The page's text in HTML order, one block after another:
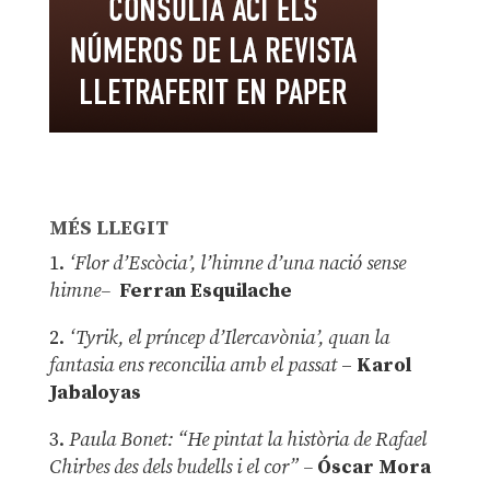
MÉS LLEGIT
1. ‘Flor d’Escòcia’, l’himne d’una nació sense
himne– Ferran Esquilache
2. ‘Tyrik, el príncep d’Ilercavònia’, quan la
fantasia ens reconcilia amb el passat– Karol
Jabaloyas
3. Paula Bonet: “He pintat la història de Rafael
Chirbes des dels budells i el cor” –Óscar Mora